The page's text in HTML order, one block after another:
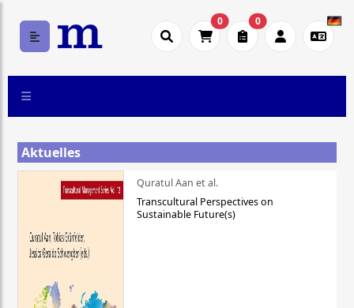
0 0
Aktuelles
Quratul Aan et al.
Transcultural Perspectives on
Sustainable Future(s)